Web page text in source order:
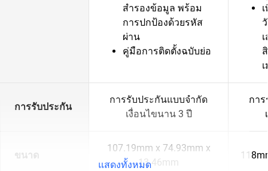
สำรองข้อมูล พร้อม
การปกป้องด้วยรหัส
ผ่าน
คู่มือการติดตั้งฉบับย่อ
การรับประกัน
การรับประกันแบบจำกัด
เงื่อนไขนาน 3 ปี
กา
ขนาด
107.19mm x 74.93mm x
13.46mm
แสดงทั้งหมด